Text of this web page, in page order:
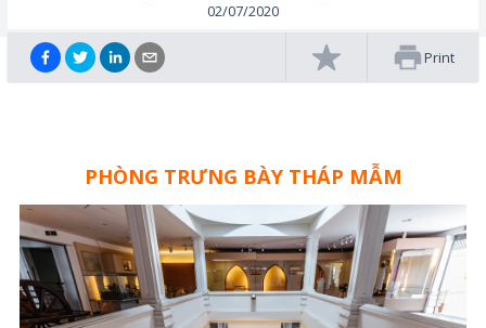
02/07/2020
Print
PHÒNG TRƯNG BÀY THÁP MẪM